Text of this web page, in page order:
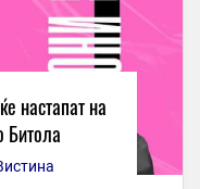
настапат на
Битола